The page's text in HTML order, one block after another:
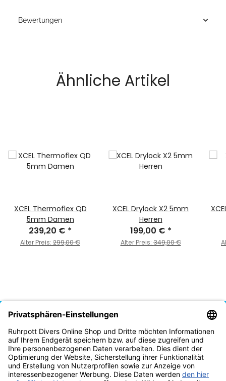
Bewertungen
Ähnliche Artikel
XCEL Thermoflex QD
5mm Damen
239,20 € *
Alter Preis: 299,00 €
XCEL Drylock X2 5mm
Herren
199,00 € *
Alter Preis:349,00 €